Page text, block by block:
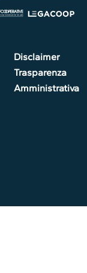
Disclaimer
Trasparenza
Amministrativa